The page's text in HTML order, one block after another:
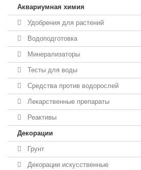
Аквариумная химия
Удобрения для растений
Водоподготовка
Минерализаторы
Тесты для воды
Средства против водорослей
Лекарственные препараты
Реактивы
Декорации
Грунт
Декорации искусственные